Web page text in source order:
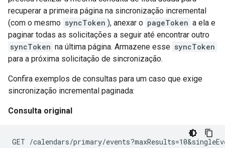
recuperar a primeira página na sincronização incremental
(com o mesmo syncToken ), anexar o pageToken a ela e
paginar todas as solicitações a seguir até encontrar outro
syncToken na última página. Armazene esse syncToken
para a próxima solicitação de sincronização.
Confira exemplos de consultas para um caso que exige
sincronização incremental paginada:
Consulta original
GET /calendars/primary/